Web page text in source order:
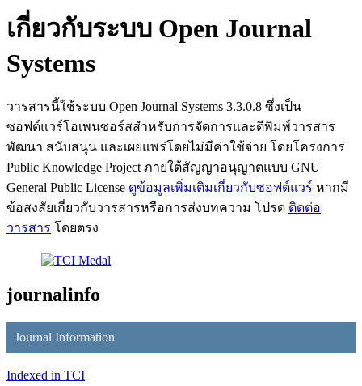
เกี่ยวกับระบบ Open Journal
Systems
วารสารนี้ใช้ระบบ Open Journal Systems 3.3.0.8 ซึ่งเป็น
ซอฟต์แวร์โอเพนซอร์สสำหรับการจัดการและตีพิมพ์วารสาร
พัฒนา สนับสนุน และเผยแพร่โดยไม่มีค่าใช้จ่าย โดยโครงการ
Public Knowledge Project ภายใต้สัญญาอนุญาตแบบ GNU
General Public License ดูข้อมูลเพิ่มเติมเกี่ยวกับซอฟต์แวร์ หากมี
ข้อสงสัยเกี่ยวกับวารสารหรือการส่งบทความ โปรด ติดต่อ
วารสาร โดยตรง
journalinfo
Journal Information
Indexed in TCI